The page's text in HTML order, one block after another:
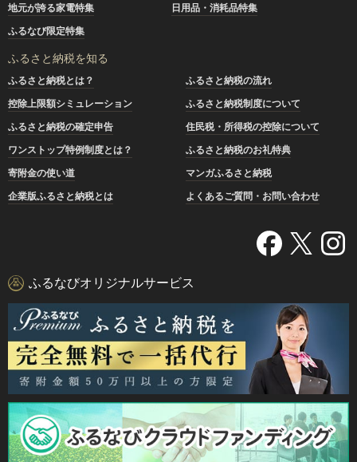
地元が誇る家電特集
日用品・消耗品特集
ふるなび限定特集
ふるさと納税を知る
ふるさと納税とは？
ふるさと納税の流れ
控除上限額シミュレーション
ふるさと納税制度について
ふるさと納税の確定申告
住民税・所得税の控除について
ワンストップ特例制度とは？
ふるさと納税のお礼特典
寄附金の使い道
マンガふるさと納税
企業版ふるさと納税とは
よくあるご質問・お問い合わせ
ふるなびオリジナルサービス